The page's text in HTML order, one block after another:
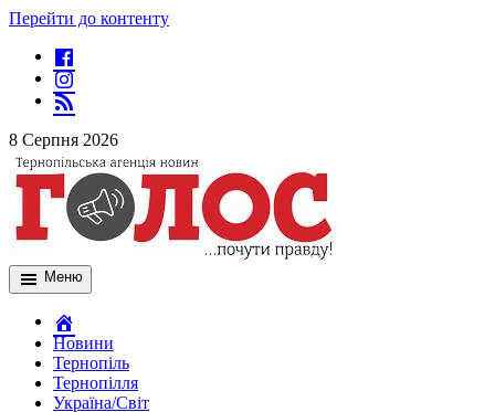
Перейти до контенту
8 Серпня 2026
Меню
Новини
Тернопіль
Тернопілля
Україна/Світ